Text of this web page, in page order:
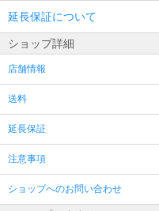
延長保証について
ショップ詳細
店舗情報
送料
延長保証
注意事項
ショップへのお問い合わせ